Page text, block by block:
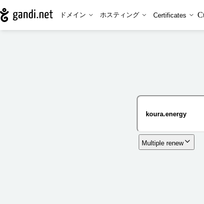
ドメイン ホスティング Certificates
Multiple renew